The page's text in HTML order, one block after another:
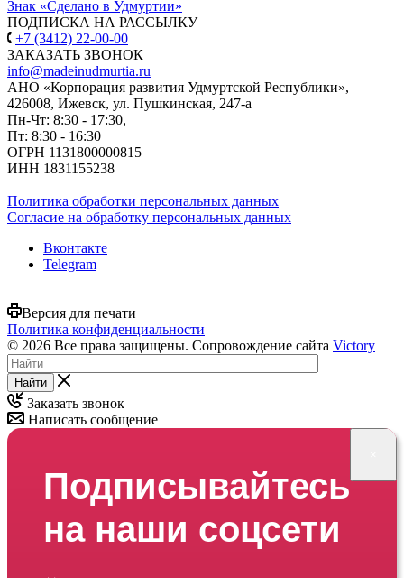
Знак «Сделано в Удмуртии»
ПОДПИСКА НА РАССЫЛКУ
+7 (3412) 22-00-00
ЗАКАЗАТЬ ЗВОНОК
info@madeinudmurtia.ru
АНО «Корпорация развития Удмуртской Республики»,
426008, Ижевск, ул. Пушкинская, 247-а
Пн-Чт: 8:30 - 17:30,
Пт: 8:30 - 16:30
ОГРН 1131800000815
ИНН 1831155238
Политика обработки персональных данных
Согласие на обработку персональных данных
Вконтакте
Telegram
Версия для печати
Политика конфиденциальности
© 2026 Все права защищены. Сопровождение сайта Victory
Найти
Заказать звонок
Написать сообщение
Подписывайтесь
на наши соцсети